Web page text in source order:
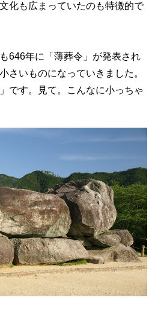
化も広まっていたのも特徴的で
646年に「薄葬令」が発表され
さいものになっていきました。
です。見て。こんなに小っちゃ